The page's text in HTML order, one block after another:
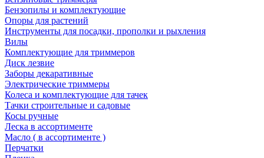
Бензопилы и комплектующие
Опоры для растений
Инструменты для посадки, прополки и рыхления
Вилы
Комплектующие для триммеров
Диск лезвие
Заборы декаративные
Электрические триммеры
Колеса и комплектующие для тачек
Тачки строительные и садовые
Косы ручные
Леска в ассортименте
Масло ( в ассортименте )
Перчатки